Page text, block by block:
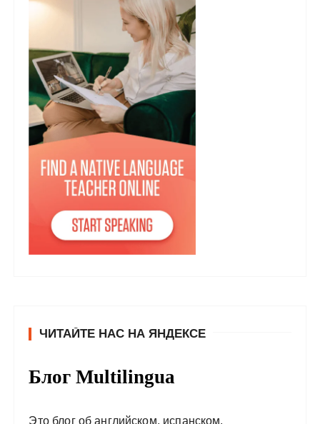
ЧИТАЙТЕ НАС НА ЯНДЕКСЕ
Блог Multilingua
Это блог об английском, испанском,